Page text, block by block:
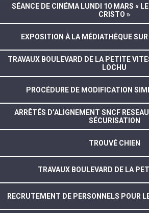
SÉANCE DE CINÉMA LUNDI 10 MARS «
CRISTO »
EXPOSITION À LA MÉDIATHÈQUE
TRAVAUX BOULEVARD DE LA PETITE
LOCHU
PROCÉDURE DE MODIFICATION
ARRÊTÉS D’ALIGNEMENT SNCF
SÉCURISATION
TROUVÉ CHIEN
TRAVAUX BOULEVARD DE LA
RECRUTEMENT DE PERSONNELS POUR